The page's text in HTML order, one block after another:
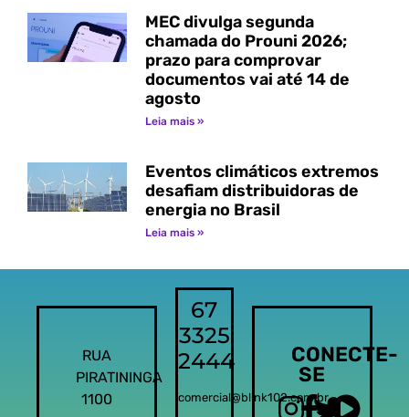
MEC divulga segunda
chamada do Prouni 2026;
prazo para comprovar
documentos vai até 14 de
agosto
Leia mais »
Eventos climáticos extremos
desafiam distribuidoras de
energia no Brasil
Leia mais »
RUA
PIRATININGA
1100
67
3325
2444
comercial@blink102.com.br
CONECTE-
SE